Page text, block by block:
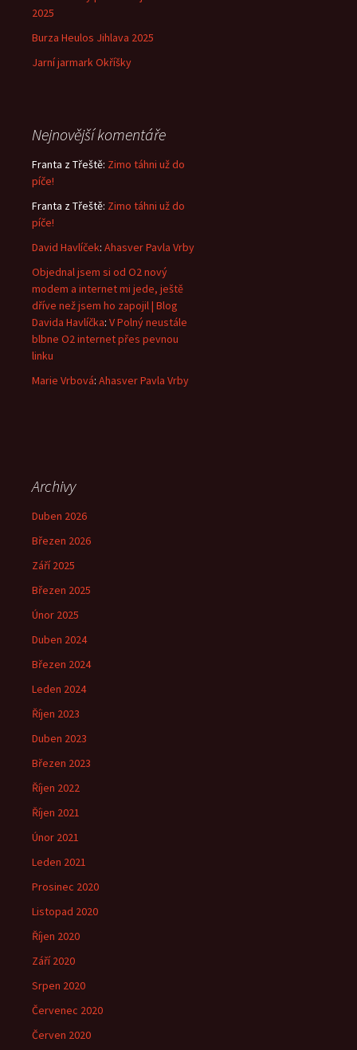
2025
Burza Heulos Jihlava 2025
Jarní jarmark Okříšky
Nejnovější komentáře
Franta z Třeště: Zimo táhni už do
píče!
Franta z Třeště: Zimo táhni už do
píče!
David Havlíček: Ahasver Pavla Vrby
Objednal jsem si od O2 nový
modem a internet mi jede, ještě
dříve než jsem ho zapojil | Blog
Davida Havlíčka: V Polný neustále
blbne O2 internet přes pevnou
linku
Marie Vrbová: Ahasver Pavla Vrby
Archivy
Duben 2026
Březen 2026
Září 2025
Březen 2025
Únor 2025
Duben 2024
Březen 2024
Leden 2024
Říjen 2023
Duben 2023
Březen 2023
Říjen 2022
Říjen 2021
Únor 2021
Leden 2021
Prosinec 2020
Listopad 2020
Říjen 2020
Září 2020
Srpen 2020
Červenec 2020
Červen 2020